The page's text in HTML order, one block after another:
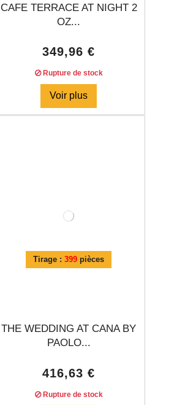
CAFE TERRACE AT NIGHT 2
OZ...
349,96 €
Rupture de stock
Voir plus
Tirage :399 pièces
THE WEDDING AT CANA BY
PAOLO...
416,63 €
Rupture de stock